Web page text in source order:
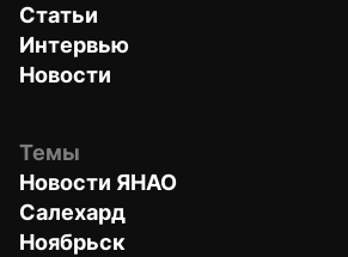
Статьи
Интервью
Новости
Темы
Новости ЯНАО
Салехард
Ноябрьск